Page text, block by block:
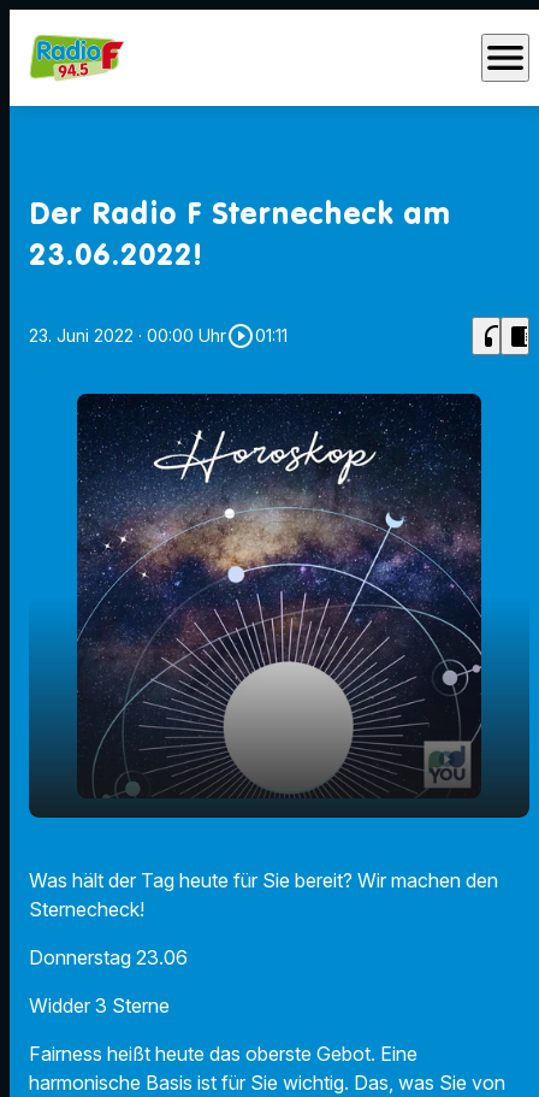
menu
Der Radio F Sternecheck am
23.06.2022!
23. Juni 2022 · 00:00 Uhrplay_circle_outline01:11 headphones chrome_reader_mode
play_arrow
00:00
Was hält der Tag heute für Sie bereit? Wir machen den
Sternecheck!
Donnerstag 23.06
Widder 3 Sterne
Fairness heißt heute das oberste Gebot. Eine
harmonische Basis ist für Sie wichtig. Das, was Sie von